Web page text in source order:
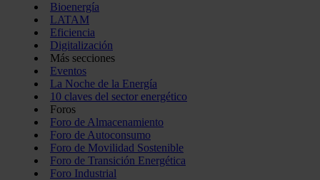
Bioenergía
LATAM
Eficiencia
Digitalización
Más secciones
Eventos
La Noche de la Energía
10 claves del sector energético
Foros
Foro de Almacenamiento
Foro de Autoconsumo
Foro de Movilidad Sostenible
Foro de Transición Energética
Foro Industrial